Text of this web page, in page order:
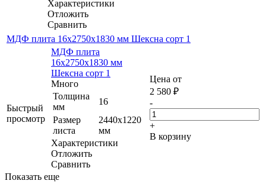
Характеристики
Отложить
Сравнить
МДФ плита 16х2750х1830 мм Шексна сорт 1
Быстрый
просмотр
МДФ плита
16х2750х1830 мм
Шексна сорт 1
Много
Толщина
мм
16
Размер
листа
2440х1220
мм
Характеристики
Отложить
Сравнить
Цена от
2 580 ₽
-
+
В корзину
Показать еще